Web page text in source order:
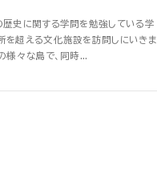
歴史に関する学問を勉強している学
を超える文化施設を訪問しにいきま
様々な島で、同時...